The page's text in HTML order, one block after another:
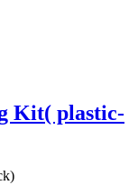
Kit( plastic-